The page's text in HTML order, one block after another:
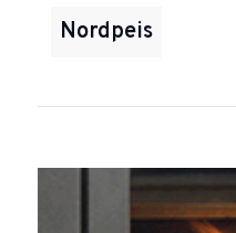
Nordpeis